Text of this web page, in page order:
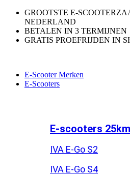
GROOTSTE E-
NEDERLAND
BETALEN IN 3 TERMIJNEN
GRATIS PROEFRIJDEN IN
E-Scooter Merken
E-Scooters
E-scooters
IVA E-Go S2
IVA E-Go S4